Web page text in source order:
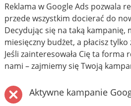
Reklama w Google Ads pozwala
przede wszystkim docierać do
Decydując się na taką kampanię,
miesięczny budżet, a płacisz
Jeśli zainteresowała Cię ta forma
nami – zajmiemy się Twoją
Aktywne kampanie